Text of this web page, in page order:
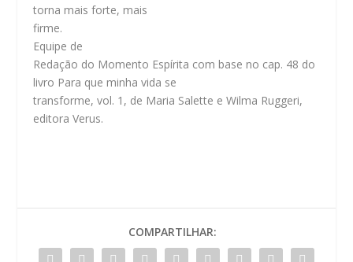
torna mais forte, mais
firme.
Equipe de
Redação do Momento Espírita com base no cap. 48 do
livro Para que minha vida se
transforme, vol. 1, de Maria Salette e Wilma Ruggeri,
editora Verus.
COMPARTILHAR: